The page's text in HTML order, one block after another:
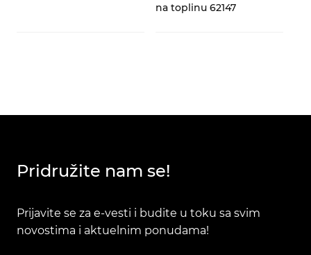
na toplinu 62147
Pridružite nam se!
Prijavite se za e-vesti i budite u toku sa svim
novostima i aktuelnim ponudama!